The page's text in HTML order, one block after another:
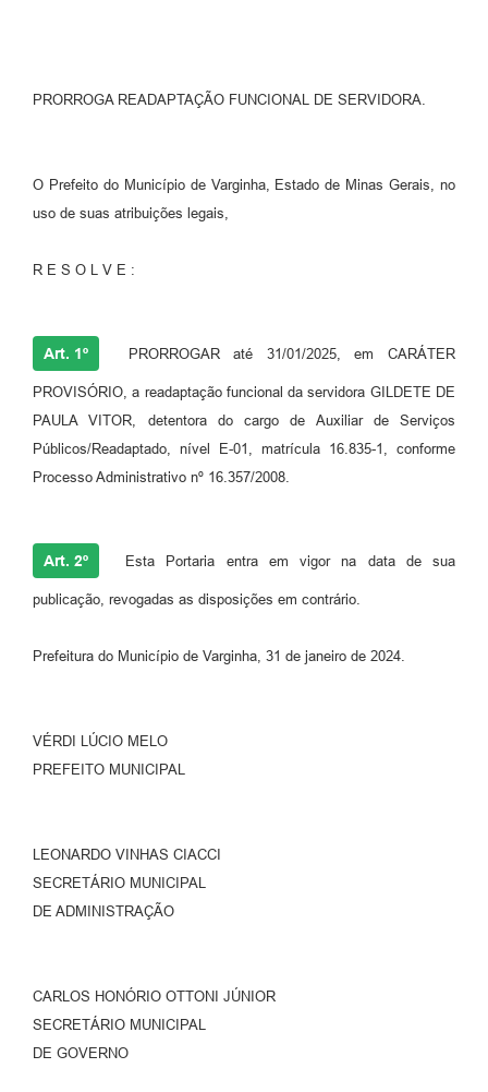
PRORROGA READAPTAÇÃO FUNCIONAL DE SERVIDORA.
O Prefeito do Município de Varginha, Estado de Minas Gerais, no
uso de suas atribuições legais,
R E S O L V E :
Art. 1º PRORROGAR até 31/01/2025, em CARÁTER
PROVISÓRIO, a readaptação funcional da servidora GILDETE DE
PAULA VITOR, detentora do cargo de Auxiliar de Serviços
Públicos/Readaptado, nível E-01, matrícula 16.835-1, conforme
Processo Administrativo nº 16.357/2008.
Art. 2º Esta Portaria entra em vigor na data de sua
publicação, revogadas as disposições em contrário.
Prefeitura do Município de Varginha, 31 de janeiro de 2024.
VÉRDI LÚCIO MELO
PREFEITO MUNICIPAL
LEONARDO VINHAS CIACCI
SECRETÁRIO MUNICIPAL
DE ADMINISTRAÇÃO
CARLOS HONÓRIO OTTONI JÚNIOR
SECRETÁRIO MUNICIPAL
DE GOVERNO